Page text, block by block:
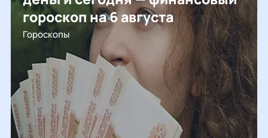
гороскоп на 6 августа
Гороскопы